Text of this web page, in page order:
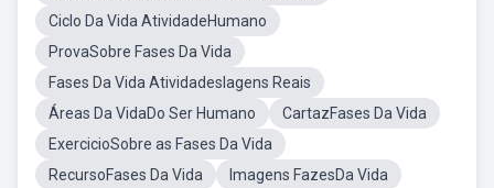
Ciclo Da Vida AtividadeHumano
ProvaSobre Fases Da Vida
Fases Da Vida AtividadesIagens Reais
Áreas Da VidaDo Ser Humano
CartazFases Da Vida
ExercicioSobre as Fases Da Vida
RecursoFases Da Vida
Imagens FazesDa Vida